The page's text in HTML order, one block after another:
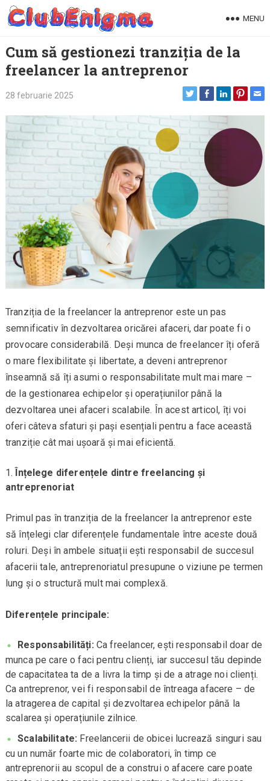
Skip
MENU
Cum să gestionezi tranziția de la
freelancer la antreprenor
28 februarie 2025
Tranziția de la freelancer la antreprenor este un pas
semnificativ în dezvoltarea oricărei afaceri, dar poate fi o
provocare considerabilă. Deși munca de freelancer îți oferă
o mare flexibilitate și libertate, a deveni antreprenor
înseamnă să îți asumi o responsabilitate mult mai mare –
de la gestionarea echipelor și operațiunilor până la
dezvoltarea unei afaceri scalabile. În acest articol, îți voi
oferi câteva sfaturi și pași esențiali pentru a face această
tranziție cât mai ușoară și mai eficientă.
Înțelege diferențele dintre freelancing și
antreprenoriat
Primul pas în tranziția de la freelancer la antreprenor este
să înțelegi clar diferențele fundamentale între aceste două
roluri. Deși în ambele situații ești responsabil de succesul
afacerii tale, antreprenoriatul presupune o viziune pe termen
lung și o structură mult mai complexă.
Diferențele principale:
Responsabilități: Ca freelancer, ești responsabil doar de
munca pe care o faci pentru clienți, iar succesul tău depinde
de capacitatea ta de a livra la timp și de a atrage noi clienți.
Ca antreprenor, vei fi responsabil de întreaga afacere – de
la atragerea de capital și dezvoltarea echipelor până la
scalarea și operațiunile zilnice.
Scalabilitate: Freelancerii de obicei lucrează singuri sau
cu un număr foarte mic de colaboratori, în timp ce
antreprenorii au scopul de a construi o afacere care poate